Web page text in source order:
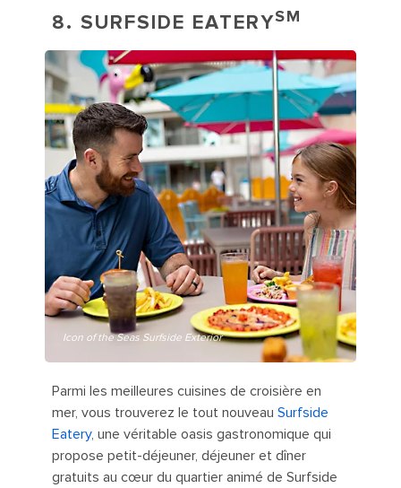
8. SURFSIDE EATERYSM
Icon of the Seas Surfside Exterior
Parmi les meilleures cuisines de croisière en
mer, vous trouverez le tout nouveau Surfside
Eatery, une véritable oasis gastronomique qui
propose petit-déjeuner, déjeuner et dîner
gratuits au cœur du quartier animé de Surfside